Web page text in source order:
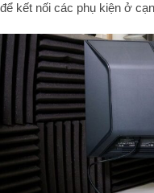
để kết nối các phụ kiện ở